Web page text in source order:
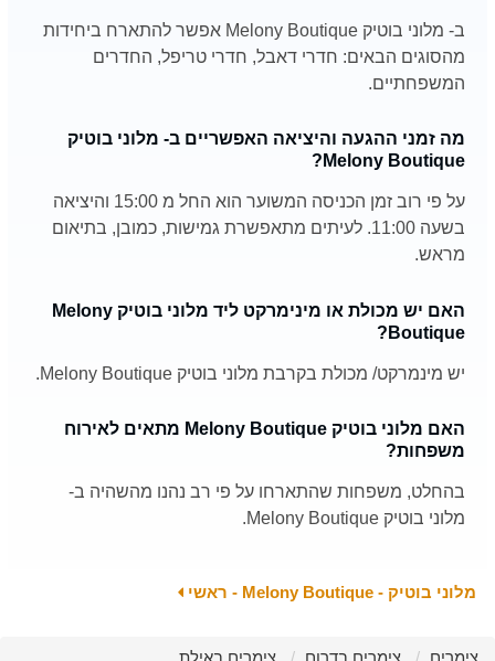
ב- מלוני בוטיק Melony Boutique אפשר להתארח ביחידות
מהסוגים הבאים: חדרי דאבל, חדרי טריפל, החדרים
המשפחתיים.
מה זמני ההגעה והיציאה האפשריים ב- מלוני בוטיק
Melony Boutique?
על פי רוב זמן הכניסה המשוער הוא החל מ 15:00 והיציאה
בשעה 11:00. לעיתים מתאפשרת גמישות, כמובן, בתיאום
מראש.
האם יש מכולת או מינימרקט ליד מלוני בוטיק Melony
Boutique?
יש מינמרקט/ מכולת בקרבת מלוני בוטיק Melony Boutique.
האם מלוני בוטיק Melony Boutique מתאים לאירוח
משפחות?
בהחלט, משפחות שהתארחו על פי רב נהנו מהשהיה ב-
מלוני בוטיק Melony Boutique.
מלוני בוטיק - Melony Boutique - ראשי